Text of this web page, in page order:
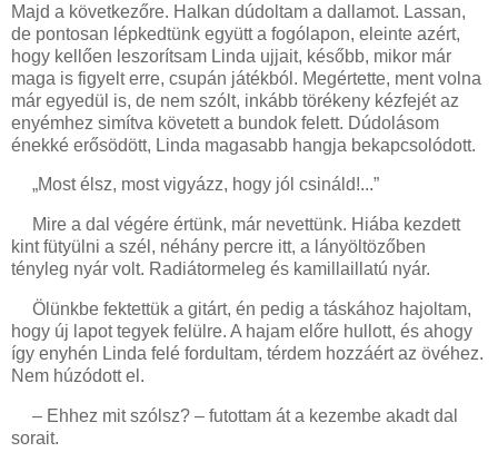
Majd a következőre. Halkan dúdoltam a dallamot. Lassan,
de pontosan lépkedtünk együtt a fogólapon, eleinte azért,
hogy kellően leszorítsam Linda ujjait, később, mikor már
maga is figyelt erre, csupán játékból. Megértette, ment volna
már egyedül is, de nem szólt, inkább törékeny kézfejét az
enyémhez simítva követett a bundok felett. Dúdolásom
énekké erősödött, Linda magasabb hangja bekapcsolódott.
„Most élsz, most vigyázz, hogy jól csináld!...”
Mire a dal végére értünk, már nevettünk. Hiába kezdett
kint fütyülni a szél, néhány percre itt, a lányöltözőben
tényleg nyár volt. Radiátormeleg és kamillaillatú nyár.
Ölünkbe fektettük a gitárt, én pedig a táskához hajoltam,
hogy új lapot tegyek felülre. A hajam előre hullott, és ahogy
így enyhén Linda felé fordultam, térdem hozzáért az övéhez.
Nem húzódott el.
– Ehhez mit szólsz? – futottam át a kezembe akadt dal
sorait.